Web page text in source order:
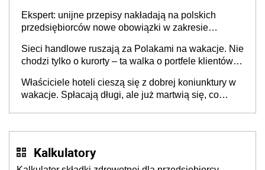
Ekspert: unijne przepisy nakładają na polskich
przedsiębiorców nowe obowiązki w zakresie
Sieci handlowe ruszają za Polakami na wakacje. Nie
chodzi tylko o kurorty – ta walka o portfele klientów
cichu
Właściciele hoteli cieszą się z dobrej koniunktury w
wakacje. Spłacają długi, ale już martwią się, co
Kalkulatory